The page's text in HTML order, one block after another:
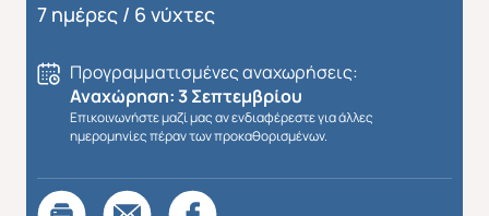
7 ημέρες / 6 νύχτες
Προγραμματισμένες αναχωρήσεις:
Αναχώρηση: 3 Σεπτεμβρίου
Επικοινωνήστε μαζί μας αν ενδιαφέρεστε για άλλες
ημερομηνίες πέραν των προκαθορισμένων.